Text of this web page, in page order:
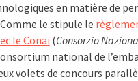
en matière de
le stipule le
le Conai (Consorzio
national de
volets de concours